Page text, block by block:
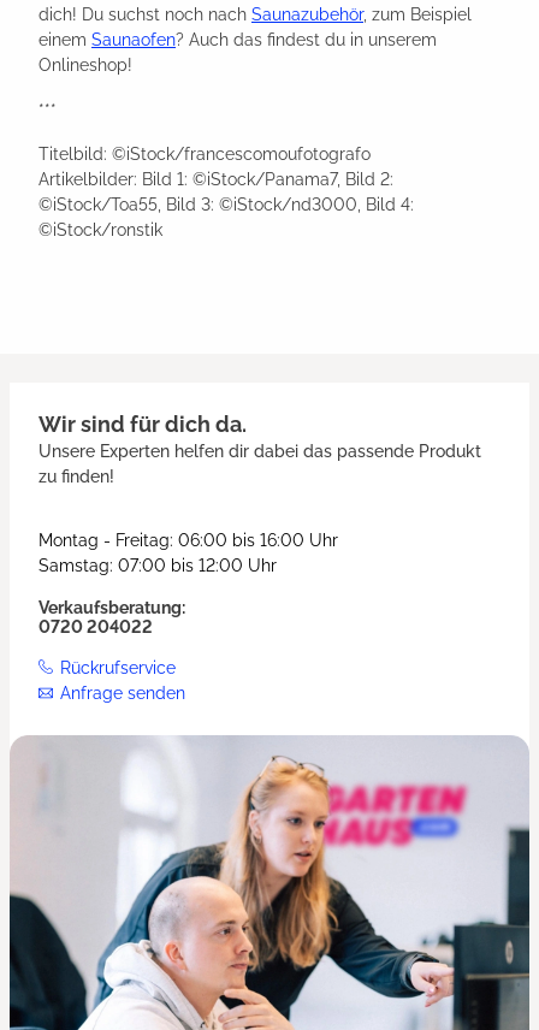
dich! Du suchst noch nach Saunazubehör, zum Beispiel
einem Saunaofen? Auch das findest du in unserem
Onlineshop!
***
Titelbild: ©iStock/francescomoufotografo
Artikelbilder: Bild 1: ©iStock/Panama7, Bild 2:
©iStock/Toa55, Bild 3: ©iStock/nd3000, Bild 4:
©iStock/ronstik
Wir sind für dich da.
Unsere Experten helfen dir dabei das passende Produkt
zu finden!
Montag - Freitag: 06:00 bis 16:00 Uhr
Samstag: 07:00 bis 12:00 Uhr
Verkaufsberatung:
0720 204022
Rückrufservice
Anfrage senden